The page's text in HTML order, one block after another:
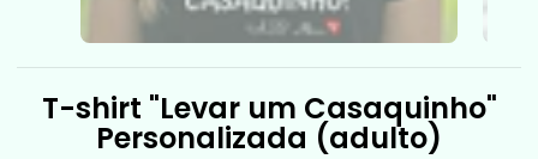
T-shirt "Levar um Casaquinho"
Personalizada (adulto)